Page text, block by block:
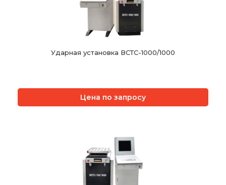
Ударная установка ВСТС-1000/1000
Цена по запросу